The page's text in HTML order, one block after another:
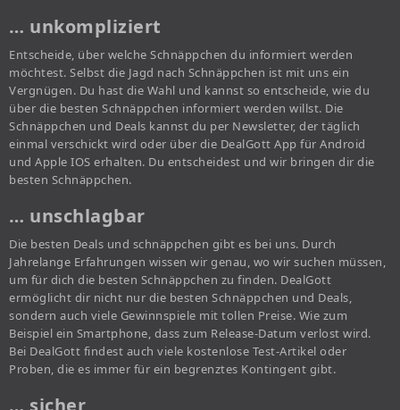
… unkompliziert
Entscheide, über welche Schnäppchen du informiert werden
möchtest. Selbst die Jagd nach Schnäppchen ist mit uns ein
Vergnügen. Du hast die Wahl und kannst so entscheide, wie du
über die besten Schnäppchen informiert werden willst. Die
Schnäppchen und Deals kannst du per Newsletter, der täglich
einmal verschickt wird oder über die DealGott App für Android
und Apple IOS erhalten. Du entscheidest und wir bringen dir die
besten Schnäppchen.
… unschlagbar
Die besten Deals und schnäppchen gibt es bei uns. Durch
Jahrelange Erfahrungen wissen wir genau, wo wir suchen müssen,
um für dich die besten Schnäppchen zu finden. DealGott
ermöglicht dir nicht nur die besten Schnäppchen und Deals,
sondern auch viele Gewinnspiele mit tollen Preise. Wie zum
Beispiel ein Smartphone, dass zum Release-Datum verlost wird.
Bei DealGott findest auch viele kostenlose Test-Artikel oder
Proben, die es immer für ein begrenztes Kontingent gibt.